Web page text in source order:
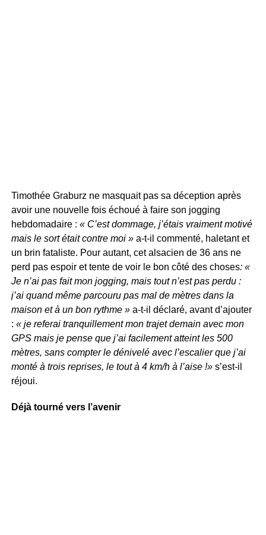
Timothée Graburz ne masquait pas sa déception après
avoir une nouvelle fois échoué à faire son jogging
hebdomadaire : « C’est dommage, j’étais vraiment motivé
mais le sort était contre moi »a-t-il commenté, haletant et
un brin fataliste. Pour autant, cet alsacien de 36 ans ne
perd pas espoir et tente de voir le bon côté des choses: «
Je n’ai pas fait mon jogging, mais tout n’est pas perdu :
j’ai quand même parcouru pas mal de mètres dans la
maison et à un bon rythme »a-t-il déclaré, avant d’ajouter
: « je referai tranquillement mon trajet demain avec mon
GPS mais je pense que j’ai facilement atteint les 500
mètres, sans compter le dénivelé avec l’escalier que j’ai
monté à trois reprises, le tout à 4 km/h à l’aise !»s’est-il
réjoui.
Déjà tourné vers l’avenir